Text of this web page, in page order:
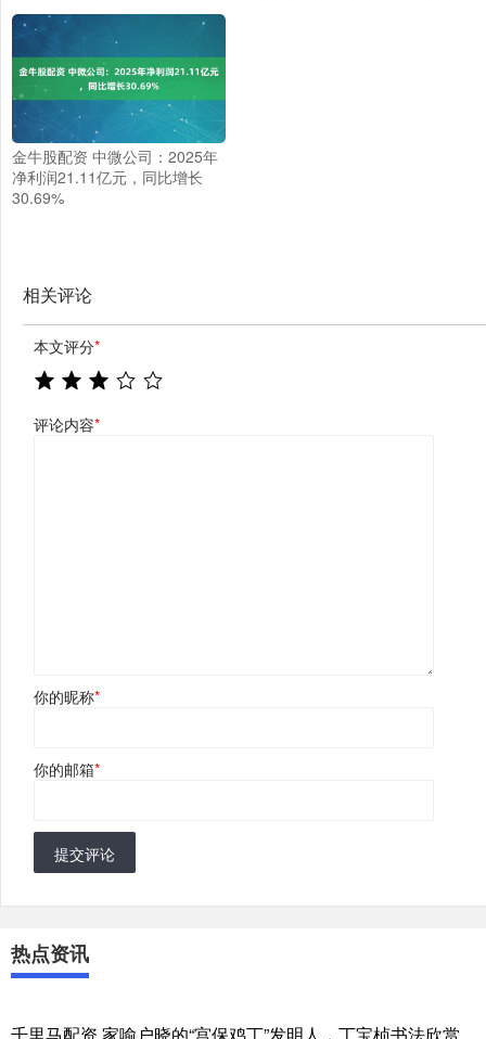
金牛股配资 中微公司：2025年
净利润21.11亿元，同比增长
30.69%
相关评论
本文评分*
评论内容*
你的昵称*
你的邮箱*
提交评论
热点资讯
千里马配资 家喻户晓的“宫保鸡丁”发明人，丁宝桢书法欣赏